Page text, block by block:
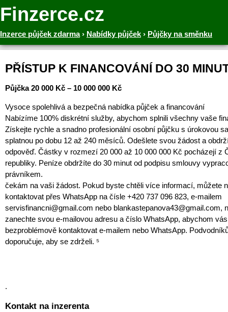
Finzerce.cz
Inzerce půjček zdarma› Nabídky půjček › Půjčky na směnku
PŘÍSTUP K FINANCOVÁNÍ DO 30
Půjčka 20 000 Kč – 10 000 000 Kč
Vysoce spolehlivá a bezpečná nabídka půjček a financování
Nabízíme 100% diskrétní služby, abychom splnili všechny vaše
Získejte rychle a snadno profesionální osobní půjčku s úrokovou
splatnou po dobu 12 až 240 měsíců. Odešlete svou žádost a
odpověď. Částky v rozmezí 20 000 až 10 000 000 Kč pocházejí z
republiky. Peníze obdržíte do 30 minut od podpisu smlouvy
právníkem.
čekám na vaši žádost. Pokud byste chtěli více informací, můžete
kontaktovat přes WhatsApp na čísle +420 737 096 823, e-mailem
servisfinancni@gmail.com nebo blankastepanova43@gmail.com,
zanechte svou e-mailovou adresu a číslo WhatsApp, abychom
bezproblémově kontaktovat e-mailem nebo WhatsApp.
doporučuje, aby se zdrželi. ⁵
.
Kontakt na inzerenta